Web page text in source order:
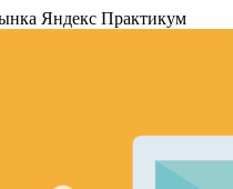
Яндекс Практикум